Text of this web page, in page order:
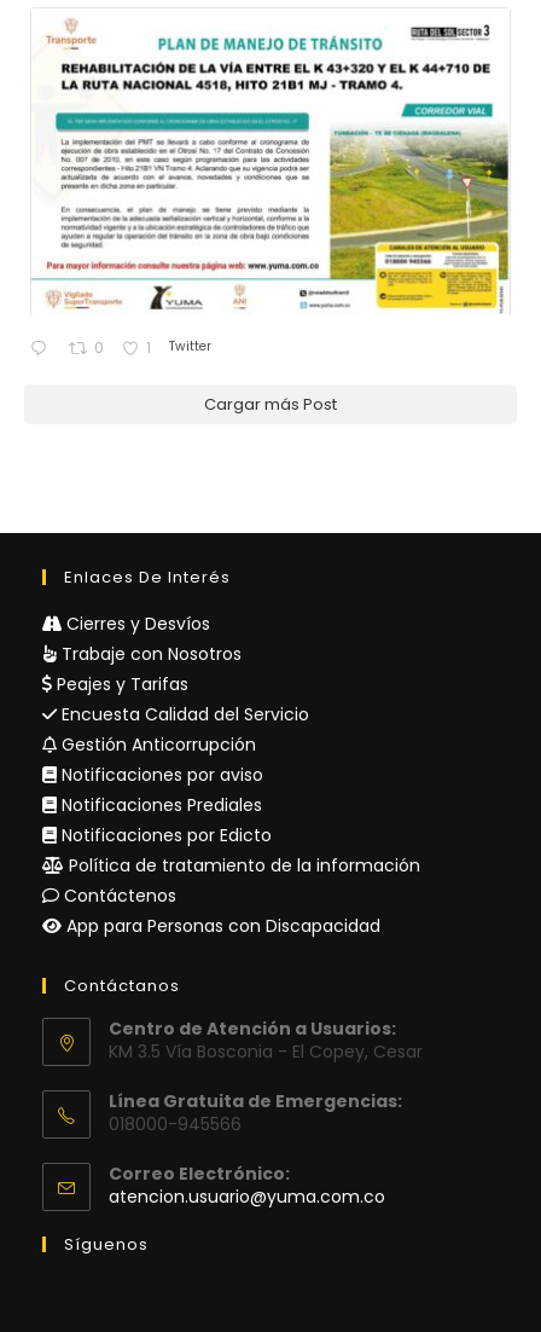
0 1 Twitter
Cargar más Post
Enlaces De Interés
Cierres y Desvíos
Trabaje con Nosotros
Peajes y Tarifas
Encuesta Calidad del Servicio
Gestión Anticorrupción
Notificaciones por aviso
Notificaciones Prediales
Notificaciones por Edicto
Política de tratamiento de la información
Contáctenos
App para Personas con Discapacidad
Contáctanos
Centro de Atención a Usuarios:
KM 3.5 Vía Bosconia - El Copey, Cesar
Línea Gratuita de Emergencias:
018000-945566
Correo Electrónico:
atencion.usuario@yuma.com.co
Síguenos